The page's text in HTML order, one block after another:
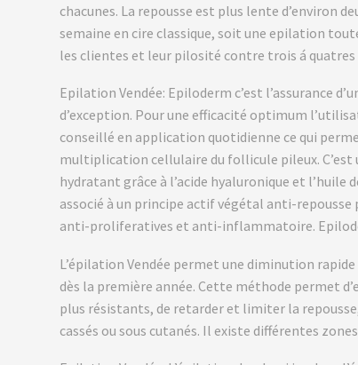
chacunes. La repousse est plus lente d’environ
semaine en cire classique, soit une epilation
les clientes et leur pilosité contre trois á quatres
Epilation Vendée: Epiloderm c’est l’assurance
d’exception. Pour une efficacité optimum
conseillé en application quotidienne ce qui
multiplication cellulaire du follicule pileux.
hydratant grâce à l’acide hyaluronique et l’huile
associé à un principe actif végétal anti-
anti-proliferatives et anti-inflammatoire.
L’épilation Vendée permet une diminution
dès la première année. Cette méthode permet
plus résistants, de retarder et limiter la
cassés ou sous cutanés. Il existe différentes